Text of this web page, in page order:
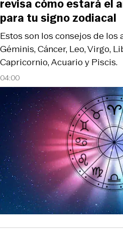
04:00
Estos son los consejos de los
Géminis, Cáncer, Leo, Virgo,
Capricornio, Acuario y Piscis.
revisa cómo estará el
para tu signo zodiacal